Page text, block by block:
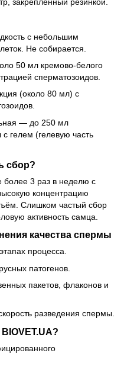
с небольшим
Не собирается.
50 мл кремово-белого
сперматозоидов.
(около 80 мл) с
— до 250 мл
гелем (гелевую часть
сбор?
3 раз в неделю с
концентрацию
Слишком частый сбор
активность самца.
качества спермы
процесса.
патогенов.
пакетов, флаконов и
разведения спермы.